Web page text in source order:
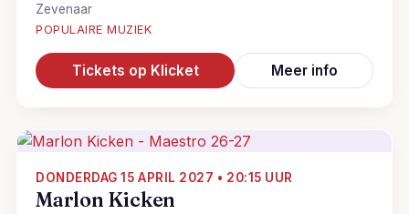
Zevenaar
POPULAIRE MUZIEK
Tickets op Klicket Meer info
DONDERDAG 15 APRIL 2027 • 20:15 UUR
Marlon Kicken